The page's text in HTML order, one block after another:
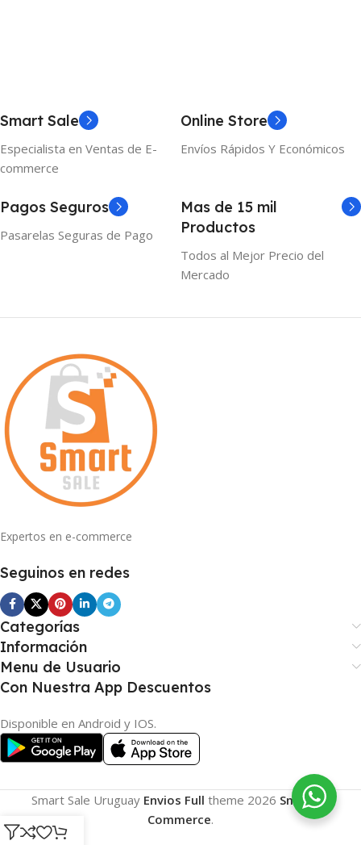
Smart Sale
Especialista en Ventas de E-
commerce
Online Store
Envíos Rápidos Y Económicos
Pagos Seguros
Pasarelas Seguras de Pago
Mas de 15 mil
Productos
Todos al Mejor Precio del
Mercado
Expertos en e-commerce
Seguinos en redes
Categorías
Información
Menu de Usuario
Con Nuestra App Descuentos
Disponible en Android y IOS.
Smart Sale Uruguay Envios Full theme 2026 Smart E-
Commerce.